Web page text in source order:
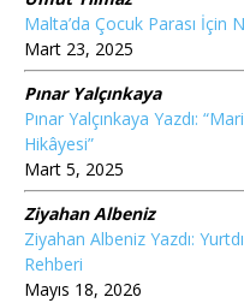
Malta’da Çocuk Parası İçin
Mart 23, 2025
Pınar Yalçınkaya
Pınar Yalçınkaya Yazdı:
Hikâyesi”
Mart 5, 2025
Ziyahan Albeniz
Ziyahan Albeniz Yazdı:
Rehberi
Mayıs 18, 2026